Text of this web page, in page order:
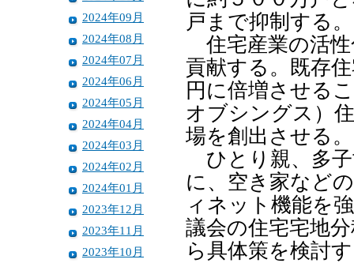
2024年09月
2024年08月
2024年07月
2024年06月
2024年05月
2024年04月
2024年03月
2024年02月
2024年01月
2023年12月
2023年11月
2023年10月
戸まで抑制する。
住宅産業の活性
貢献する。既存
円に倍増させる
オブシングス）
場を創出させる。
ひとり親、多子
に、空き家など
ィネット機能を
議会の住宅宅地
ら具体策を検討